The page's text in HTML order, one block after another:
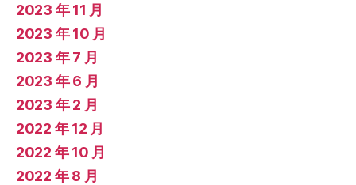
2023 年 11 月
2023 年 10 月
2023 年 7 月
2023 年 6 月
2023 年 2 月
2022 年 12 月
2022 年 10 月
2022 年 8 月